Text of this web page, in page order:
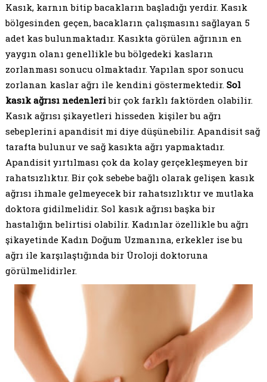
Kasık, karnın bitip bacakların başladığı yerdir. Kasık
bölgesinden geçen, bacakların çalışmasını sağlayan 5
adet kas bulunmaktadır. Kasıkta görülen ağrının en
yaygın olanı genellikle bu bölgedeki kasların
zorlanması sonucu olmaktadır. Yapılan spor sonucu
zorlanan kaslar ağrı ile kendini göstermektedir. Sol
kasık ağrısı nedenleribir çok farklı faktörden olabilir.
Kasık ağrısı şikayetleri hisseden kişiler bu ağrı
sebeplerini apandisit mi diye düşünebilir. Apandisit sağ
tarafta bulunur ve sağ kasıkta ağrı yapmaktadır.
Apandisit yırtılması çok da kolay gerçekleşmeyen bir
rahatsızlıktır. Bir çok sebebe bağlı olarak gelişen kasık
ağrısı ihmale gelmeyecek bir rahatsızlıktır ve mutlaka
doktora gidilmelidir. Sol kasık ağrısı başka bir
hastalığın belirtisi olabilir. Kadınlar özellikle bu ağrı
şikayetinde Kadın Doğum Uzmanına, erkekler ise bu
ağrı ile karşılaştığında bir Üroloji doktoruna
görülmelidirler.